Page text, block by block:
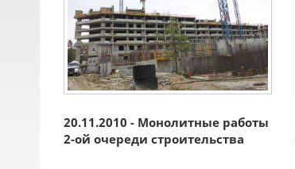
20.11.2010 - Монолитные работы
2-ой очереди строительства